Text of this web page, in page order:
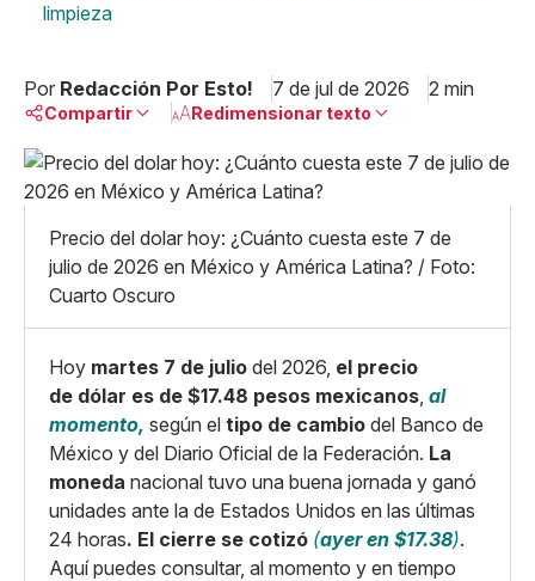
limpieza
Por Redacción Por Esto! 7 de jul de 2026 2 min
Compartir
Linkedin
X
Whatsapp
Copiar enlace
Redimensionar texto
Pequeño
Mediano
Grande
Precio del dolar hoy: ¿Cuánto cuesta este 7 de
julio de 2026 en México y América Latina? / Foto:
Cuarto Oscuro
Hoy martes 7 de julio del 2026, el precio
de dólar es de $17.48 pesos mexicanos, al
momento, según el tipo de cambio del Banco de
México y del Diario Oficial de la Federación. La
moneda nacional tuvo una buena jornada y ganó
unidades ante la de Estados Unidos en las últimas
24 horas. El cierre se cotizó (ayer en $17.38).
Aquí puedes consultar, al momento y en tiempo